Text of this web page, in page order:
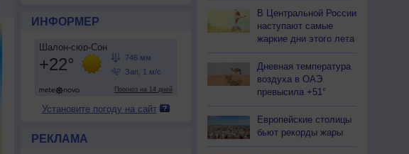
ИНФОРМЕР
Установите погоду на сайт
РЕКЛАМА
В Центральной России
наступают самые
жаркие дни этого лета
Дневная температура
воздуха в ОАЭ
превысила +51°
Европейские столицы
бьют рекорды жары